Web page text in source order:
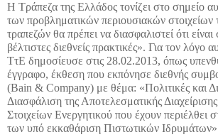
Η Τράπεζα της Ελλάδος τονίζει στο σημείο
των προβληματικών περιουσιακών στοιχείων
τραπεζών θα πρέπει να διασφαλιστεί ότι
βέλτιστες διεθνείς πρακτικές». Για τον λόγο
ΤτΕ δημοσίευσε στις 28.02.2013, όπως
έγγραφο, έκθεση που εκπόνησε διεθνής
(Bain & Company) με θέμα: «Πολιτικές και
Διασφάλιση της Αποτελεσματικής
Στοιχείων Ενεργητικού που έχουν περιέλθει
των υπό εκκαθάριση Πιστωτικών